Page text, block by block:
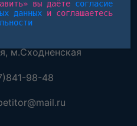
отлично!
м.Сходненская
98-48
вы даёте согласие
данных и соглашаетесь